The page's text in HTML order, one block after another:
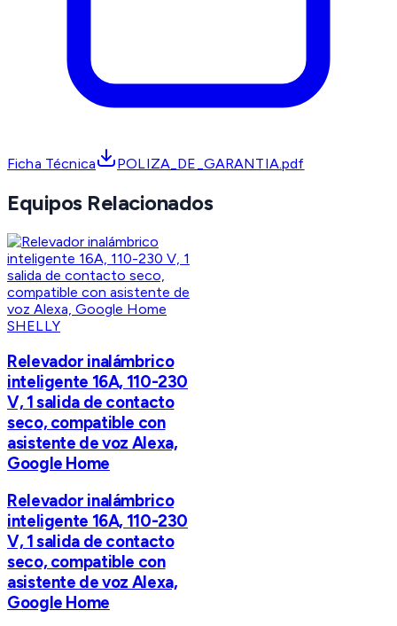
Ficha Técnica POLIZA_DE_GARANTIA.pdf
Equipos Relacionados
SHELLY
Relevador inalámbrico
inteligente 16A, 110-230
V, 1 salida de contacto
seco, compatible con
asistente de voz Alexa,
Google Home
Relevador inalámbrico
inteligente 16A, 110-230
V, 1 salida de contacto
seco, compatible con
asistente de voz Alexa,
Google Home